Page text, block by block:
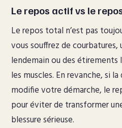
Le repos actif vs le
Le repos total n’est pas
vous souffrez de
lendemain ou des étirements
les muscles. En revanche, si
modifie votre démarche, le
pour éviter de transformer
blessure sérieuse.